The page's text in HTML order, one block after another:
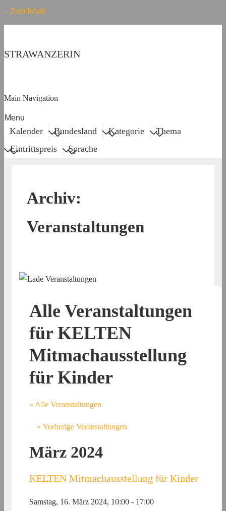
↓ Zum Inhalt
STRAWANZERIN
Main Navigation
Menu
Kalender Bundesland Kategorie
Thema
Eintrittspreis
Sprache
Archiv:
Veranstaltungen
Alle Veranstaltungen
für KELTEN
Mitmachausstellung
für Kinder
« Alle Veranstaltungen
« Vorherige Veranstaltungen
März 2024
KELTEN Mitmachausstellung für Kinder
Samstag, 16. März 2024, 10:00 - 17:00